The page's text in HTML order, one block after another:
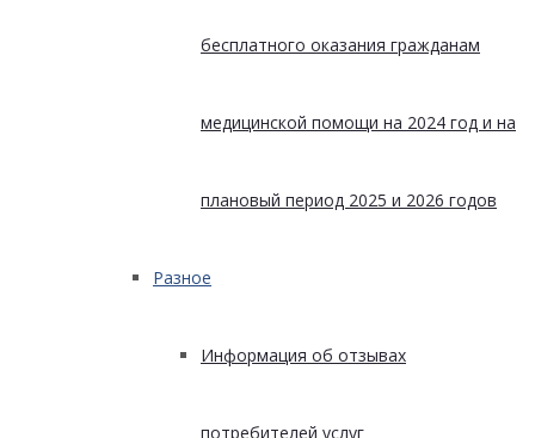
бесплатного оказания гражданам
медицинской помощи на 2024 год и на
плановый период 2025 и 2026 годов
Разное
Информация об отзывах
потребителей услуг